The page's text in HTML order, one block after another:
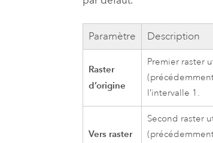
Paramètre Description
Raster
d’origine
Premier raster
l’intervalle 1.
Vers raster
Second raster